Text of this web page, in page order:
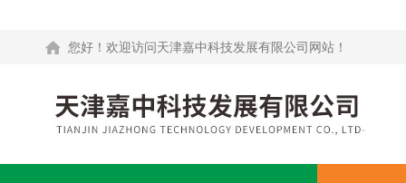
您好！欢迎访问天津嘉中科技发展有限公司网站！